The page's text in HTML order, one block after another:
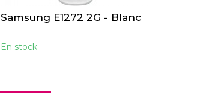
Samsung E1272 2G - Blanc
En stock